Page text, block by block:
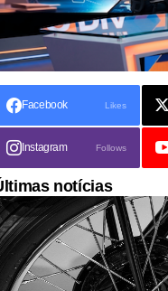
Facebook Likes
Instagram Follows
notícias